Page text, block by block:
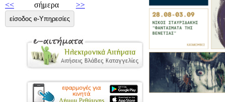
<<
σήμερα >>
είσοδος e-Υπηρεσίες